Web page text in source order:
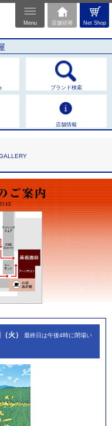
Net Shop
店舗切替
Menu
ブランド検索
店舗情報
火）
最終日は午後4時に閉場い